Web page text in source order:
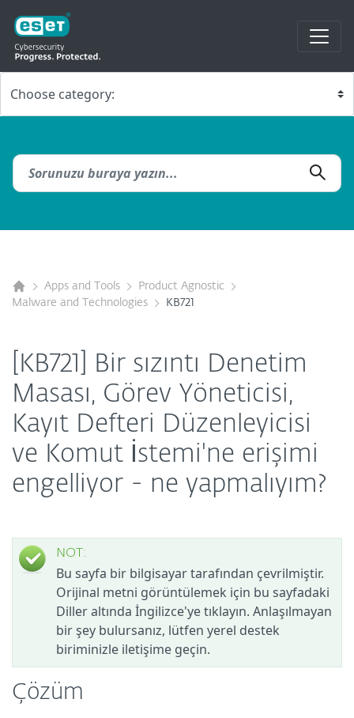
Apps and Tools
Product Agnostic
Malware and Technologies
KB721
[KB721] Bir sızıntı Denetim
Masası, Görev Yöneticisi,
Kayıt Defteri Düzenleyicisi
ve Komut İstemi'ne erişimi
engelliyor - ne yapmalıyım?
NOT:
Bu sayfa bir bilgisayar tarafından çevrilmiştir.
Orijinal metni görüntülemek için bu sayfadaki
Diller altında İngilizce'ye tıklayın. Anlaşılmayan
bir şey bulursanız, lütfen yerel destek
biriminizle iletişime geçin.
Çözüm